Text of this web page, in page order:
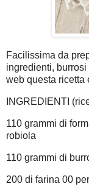
Facilissima da
ingredienti,
web questa ricetta
INGREDIENTI
110 grammi di
robiola
110 grammi di
200 di farina 00